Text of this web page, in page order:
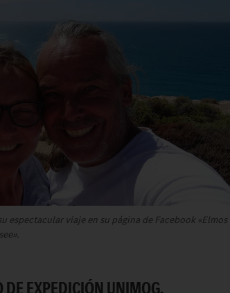
espectacular viaje en su página de Facebook «Elmos